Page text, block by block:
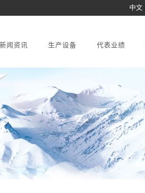
中文
新闻资讯 生产设备 代表业绩